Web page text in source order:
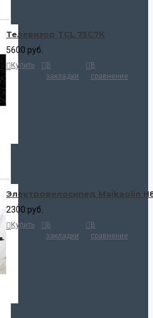
Телевизор TCL 75C7K
5600 руб.
Купить
В
закладки
В
сравнение
Электровелосипед Maikaolin
2300 руб.
Купить
В
закладки
В
сравнение